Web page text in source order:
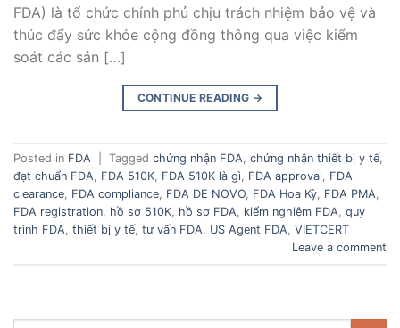
FDA) là tổ chức chính phủ chịu trách nhiệm bảo vệ và
thúc đẩy sức khỏe cộng đồng thông qua việc kiểm
soát các sản […]
CONTINUE READING →
Posted in FDA Tagged chứng nhận FDA, chứng nhận thiết bị y tế,
đạt chuẩn FDA, FDA 510K, FDA 510K là gì, FDA approval, FDA
clearance, FDA compliance, FDA DE NOVO, FDA Hoa Kỳ, FDA PMA,
FDA registration, hồ sơ 510K, hồ sơ FDA, kiểm nghiệm FDA, quy
trình FDA, thiết bị y tế, tư vấn FDA, US Agent FDA, VIETCERT
Leave a comment